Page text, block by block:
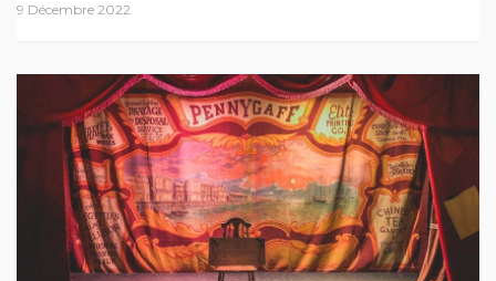
9 Décembre 2022